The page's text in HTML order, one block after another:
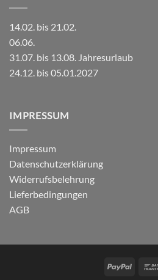
14.02. bis 21.02.
06.06.
31.07. bis 13.08. Jahresurlaub
24.12. bis 05.01.2027
IMPRESSUM
Impressum
Datenschutzerklärung
Widerrufsbelehrung
Lieferbedingungen
AGB
PayPal